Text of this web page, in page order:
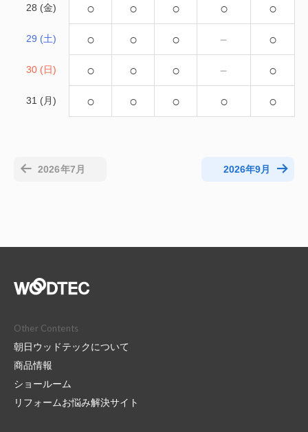
28 (金) ○ ○ ○ ○ ○
29 (土) ○ ○ ○ － ○
30 (日) ○ ○ ○ － ○
31 (月) ○ ○ ○ ○ ○
2026年7月 2026年9月
Other Contents
朝日ウッドテックについて
商品情報
ショールーム
リフォームお悩み解決サイト